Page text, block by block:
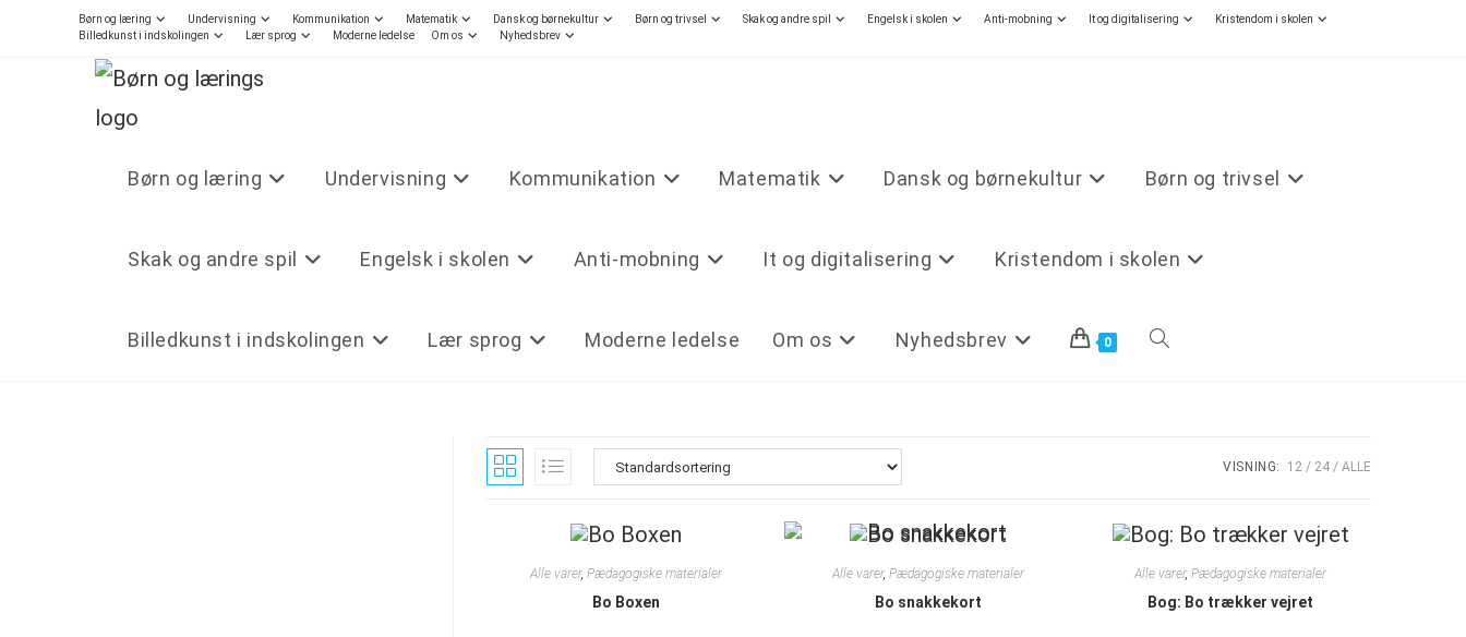
Børn og læring Undervisning Kommunikation Matematik Dansk og børnekultur Børn og trivsel Skak og andre spil Engelsk i skolen Anti-mobning It og digitalisering
Kristendom i skolen
Billedkunst i indskolingen
Lær sprog Moderne ledelse Om os Nyhedsbrev
Børn og læring Undervisning Kommunikation Matematik Dansk og børnekultur Børn og trivsel
Skak og andre spil Engelsk i skolen Anti-mobning It og digitalisering Kristendom i skolen
Billedkunst i indskolingen Lær sprog Moderne ledelse Om os Nyhedsbrev 0
VISNING: 12 24 ALLE
Alle varer,Pædagogiske materialer
Bo Boxen
Alle varer,Pædagogiske materialer
Bo snakkekort
Alle varer,Pædagogiske materialer
Bog: Bo trækker vejret